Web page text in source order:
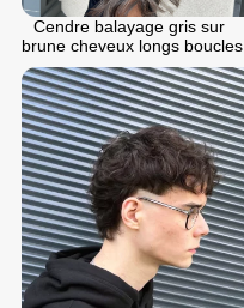
Cendre balayage gris sur
brune cheveux longs boucles